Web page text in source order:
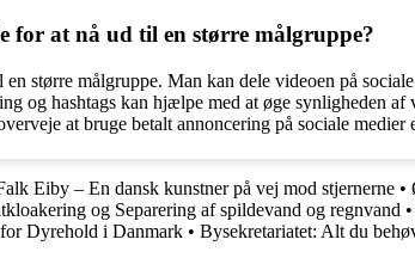
for at nå ud til en større målgruppe?
større målgruppe. Man kan dele videoen på
og hashtags kan hjælpe med at øge synligheden
at bruge betalt annoncering på sociale
Eiby – En dansk kunstner på vej mod stjernerne •
og Separering af spildevand og regnvand •
Dyrehold i Danmark • Bysekretariatet: Alt du